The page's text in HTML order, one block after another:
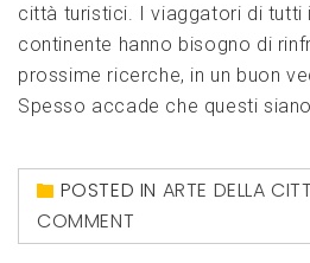
città turistici. I viaggatori di tutti
continente hanno bisogno di
prossime ricerche, in un buon
Spesso accade che questi
POSTED IN ARTE DELLA
COMMENT